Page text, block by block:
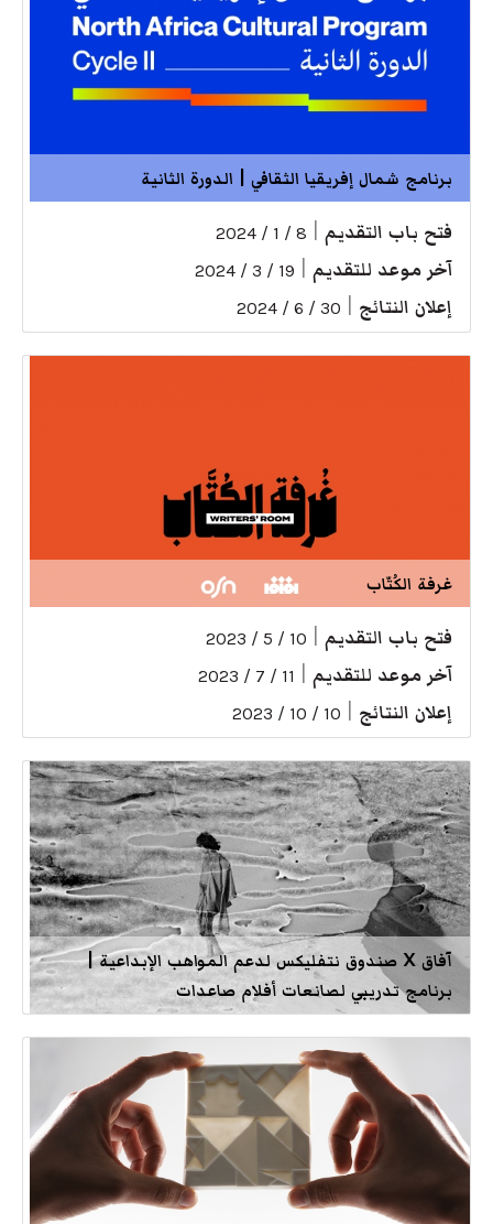
برنامج شمال إفريقيا الثقافي | الدورة الثانية
فتح باب التقديم 8 / 1 / 2024
آخر موعد للتقديم 19 / 3 / 2024
إعلان النتائج 30 / 6 / 2024
غرفة الكُتّاب
فتح باب التقديم 10 / 5 / 2023
آخر موعد للتقديم 11 / 7 / 2023
إعلان النتائج 10 / 10 / 2023
آفاق X صندوق نتفليكس لدعم المواهب الإبداعية |
برنامج تدريبي لصانعات أفلام صاعدات